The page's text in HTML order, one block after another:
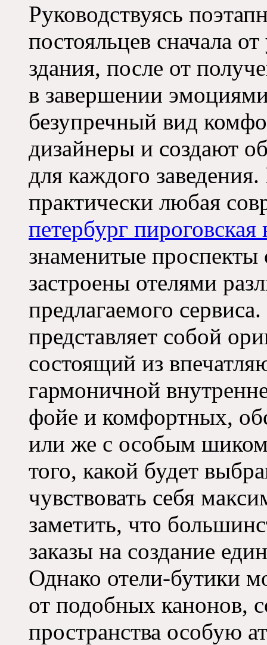
Руководствуясь
постояльцев сначала
здания, после от
в завершении
безупречный вид
дизайнеры и создают
для каждого
практически любая
петербург
знаменитые проспекты
застроены отелями
предлагаемого
представляет собой
состоящий из
гармоничной
фойе и комфортных,
или же с особым
того, какой будет
чувствовать себя
заметить, что
заказы на создание
Однако отели-бутики
от подобных канонов,
пространства особую